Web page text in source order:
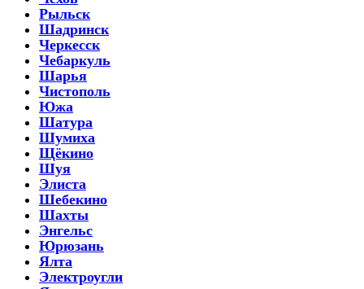
Рыльск
Шадринск
Черкесск
Чебаркуль
Шарья
Чистополь
Южа
Шатура
Шумиха
Щёкино
Шуя
Элиста
Шебекино
Шахты
Энгельс
Юрюзань
Ялта
Электроугли